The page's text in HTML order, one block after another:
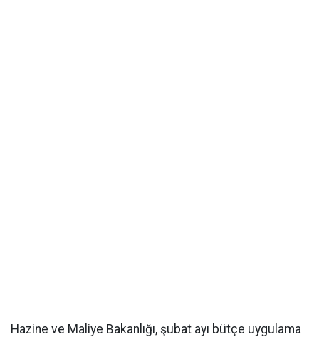
Hazine ve Maliye Bakanlığı, şubat ayı bütçe uygulama